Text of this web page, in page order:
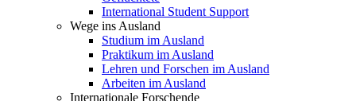
International Student Support
Wege ins Ausland
Studium im Ausland
Praktikum im Ausland
Lehren und Forschen im Ausland
Arbeiten im Ausland
Internationale Forschende